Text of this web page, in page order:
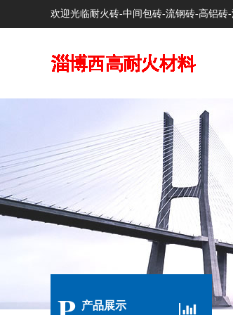
欢迎光临耐火砖-中间包砖-流钢砖-高铝砖
产品展示